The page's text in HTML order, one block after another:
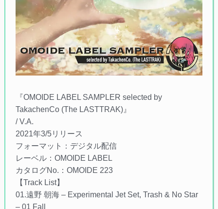
『OMOIDE LABEL SAMPLER selected by
TakachenCo (The LASTTRAK)』
/ V.A.
2021年3/5リリース
フォーマット：デジタル配信
レーベル：OMOIDE LABEL
カタログNo.：OMOIDE 223
【Track List】
01.遠野 朝海 – Experimental Jet Set, Trash & No Star
– 01 Fall